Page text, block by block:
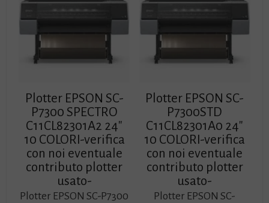
Plotter EPSON SC-
P7300 SPECTRO
C11CL82301A2 24″
10 COLORI-verifica
con noi eventuale
contributo plotter
usato-
Plotter EPSON SC-P7300
Plotter EPSON SC-
P7300STD
C11CL82301A0 24″
10 COLORI-verifica
con noi eventuale
contributo plotter
usato-
Plotter EPSON SC-